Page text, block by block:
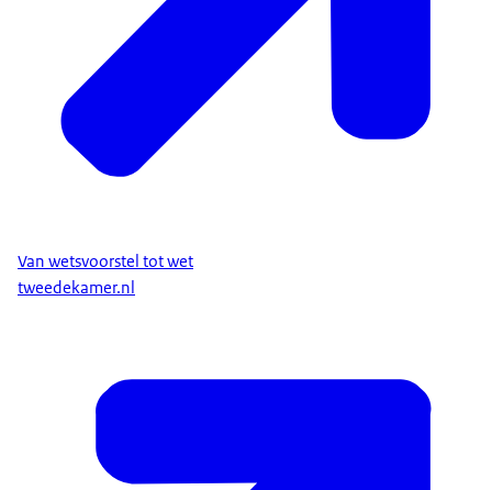
Van wetsvoorstel tot wet
tweedekamer.nl